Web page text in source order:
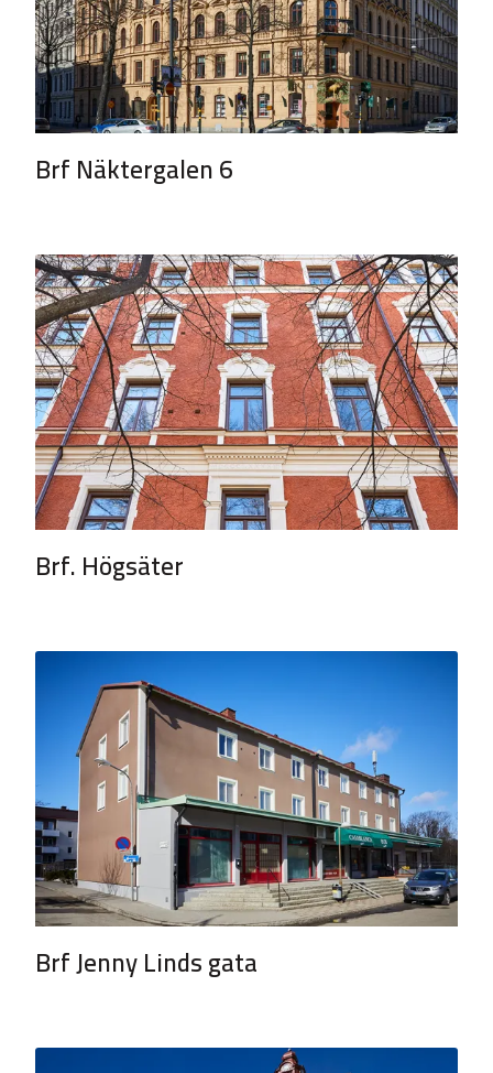
Brf Näktergalen 6
Brf. Högsäter
Brf Jenny Linds gata